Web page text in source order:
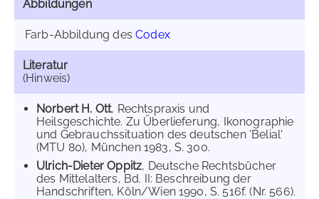
Abbildungen
Farb-Abbildung desCodex
Literatur
(Hinweis)
Norbert H. Ott, Rechtspraxis und
Heilsgeschichte. Zu Überlieferung, Ikonographie
und Gebrauchssituation des deutschen 'Belial'
(MTU 80), München 1983, S. 300.
Ulrich-Dieter Oppitz, Deutsche Rechtsbücher
des Mittelalters, Bd. II: Beschreibung der
Handschriften, Köln/Wien 1990, S. 516f. (Nr. 566).